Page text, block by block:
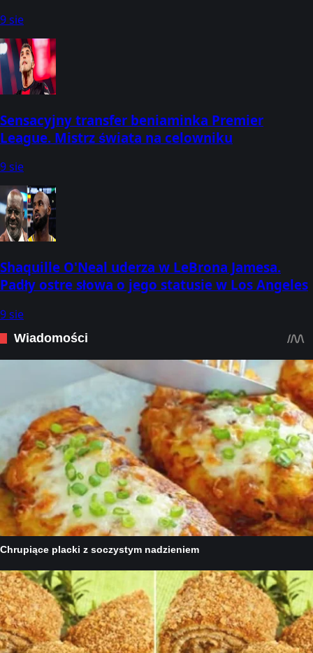
9 sie
Sensacyjny transfer beniaminka Premier
League. Mistrz świata na celowniku
9 sie
Shaquille O'Neal uderza w LeBrona Jamesa.
Padły ostre słowa o jego statusie w Los Angeles
9 sie